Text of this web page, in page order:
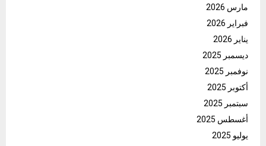
مارس 2026
فبراير 2026
يناير 2026
ديسمبر 2025
نوفمبر 2025
أكتوبر 2025
سبتمبر 2025
أغسطس 2025
يوليو 2025